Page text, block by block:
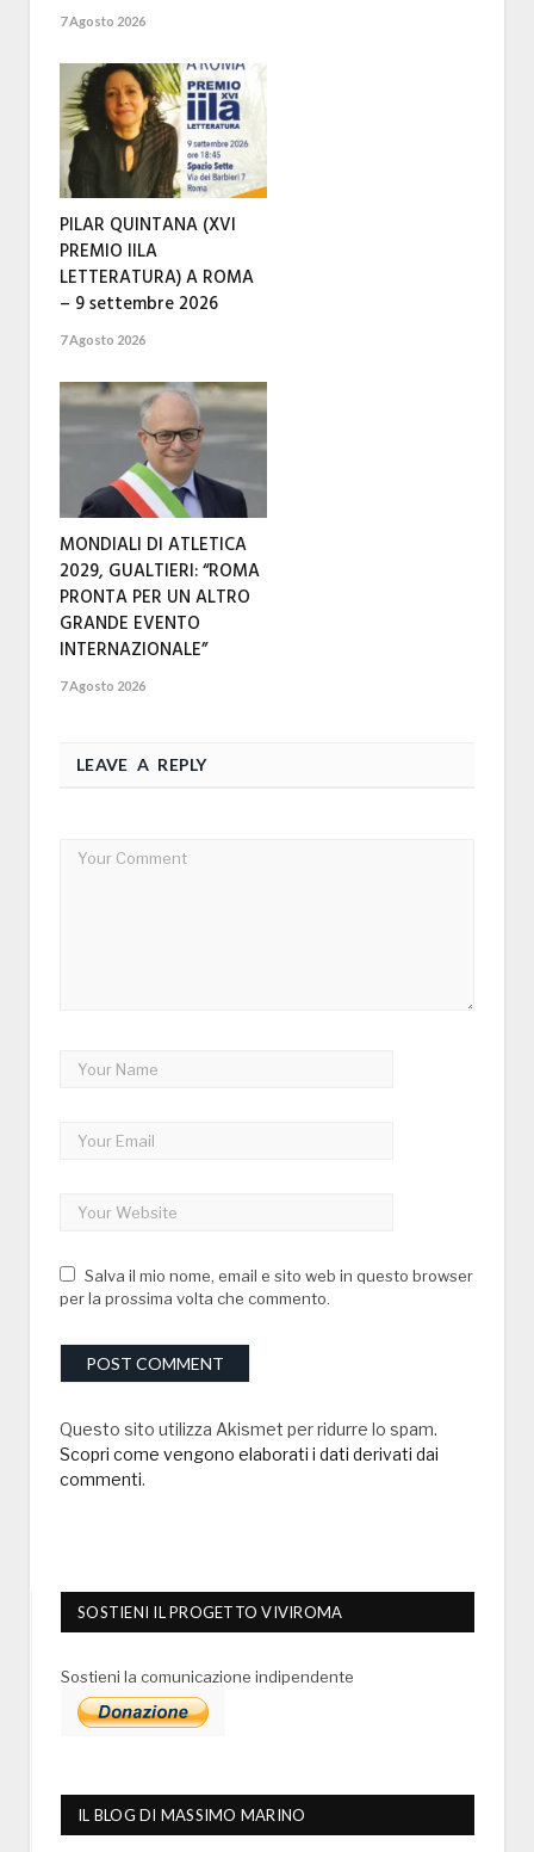
7 Agosto 2026
PILAR QUINTANA (XVI
PREMIO IILA
LETTERATURA) A ROMA
– 9 settembre 2026
7 Agosto 2026
MONDIALI DI ATLETICA
2029, GUALTIERI: “ROMA
PRONTA PER UN ALTRO
GRANDE EVENTO
INTERNAZIONALE”
7 Agosto 2026
LEAVE A REPLY
Salva il mio nome, email e sito web in questo browser
per la prossima volta che commento.
Questo sito utilizza Akismet per ridurre lo spam.
Scopri come vengono elaborati i dati derivati dai
commenti.
SOSTIENI IL PROGETTO VIVIROMA
Sostieni la comunicazione indipendente
IL BLOG DI MASSIMO MARINO